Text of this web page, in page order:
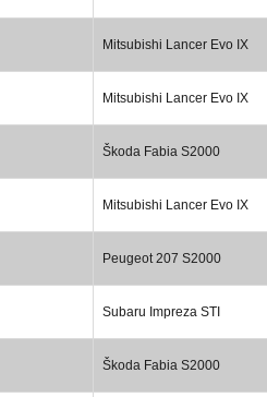
Mitsubishi Lancer Evo IX
Mitsubishi Lancer Evo IX
Škoda Fabia S2000
Mitsubishi Lancer Evo IX
Peugeot 207 S2000
Subaru Impreza STI
Škoda Fabia S2000